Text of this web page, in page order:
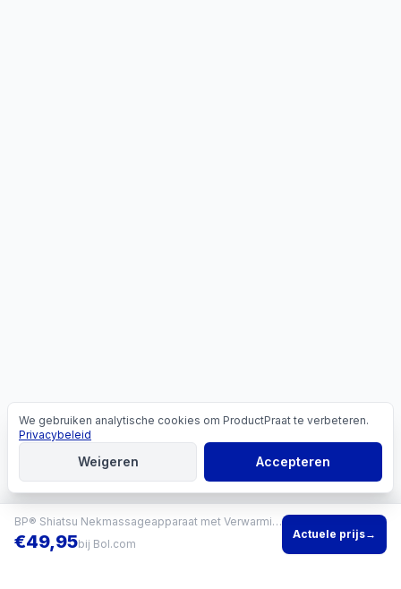
BP® Shiatsu Nekmassageapparaat met Verwarming
€49,95bij Bol.com
Actuele prijs→
Cookies
We gebruiken analytische cookies om ProductPraat te verbeteren.
Privacybeleid
Weigeren Accepteren